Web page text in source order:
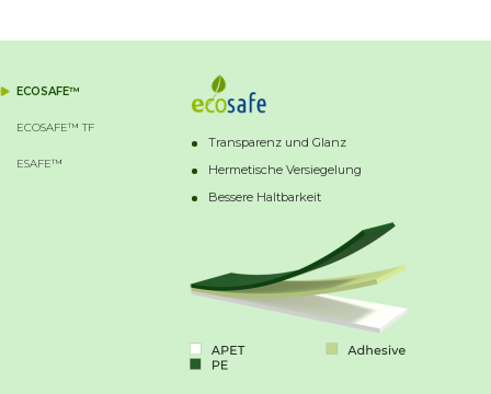
ECOSAFE™
ECOSAFE™ TF
ESAFE™
Transparenz und Glanz
Hermetische Versiegelung
Bessere Haltbarkeit